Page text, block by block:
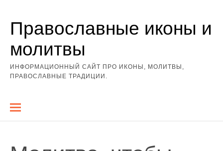
содержимому
Православные иконы и
молитвы
ИНФОРМАЦИОННЫЙ САЙТ ПРО ИКОНЫ, МОЛИТВЫ,
ПРАВОСЛАВНЫЕ ТРАДИЦИИ.